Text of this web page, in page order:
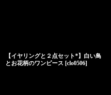
【イヤリングと２点セット*】白い鳥
とお花柄のワンピース [clo0506]